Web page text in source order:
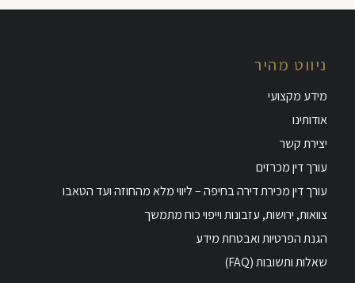
ניווט מהיר
מידע מקצועי
אודותינו
יצירת קשר
עורך דין מכרזים
עורך דין מכירת דירה בחיפה – ליווי מלא מהחוזה ועד הטאבו
צוואות, ירושות, עזבונות וייפוי כוח מתמשך
הגנת הפרטיות ואבטחת מידע
שאלות ותשובות (FAQ)